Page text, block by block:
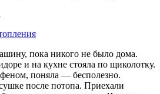
пока никого не было дома.
и на кухне стояла по щиколотку.
поняла — бесполезно.
после потопа. Приехали